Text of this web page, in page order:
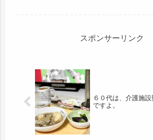
だか...
スポンサーリンク
６０代は、介護施
ですよ。